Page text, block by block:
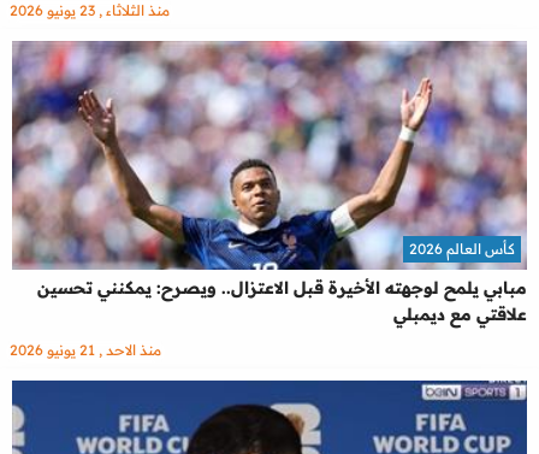
منذ الثلاثاء , 23 يونيو 2026
مبابي يلمح لوجهته الأخيرة قبل الاعتزال.. ويصرح: يمكنني تحسين
علاقتي مع ديمبلي
كأس العالم 2026
منذ الاحد , 21 يونيو 2026